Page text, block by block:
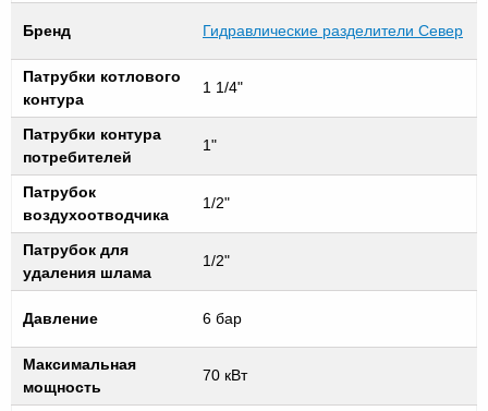
Бренд Гидравлические разделители Север
Патрубки котлового
контура
1 1/4"
Патрубки контура
потребителей
1"
Патрубок
воздухоотводчика
1/2"
Патрубок для
удаления шлама
1/2"
Давление 6 бар
Максимальная
мощность
70 кВт